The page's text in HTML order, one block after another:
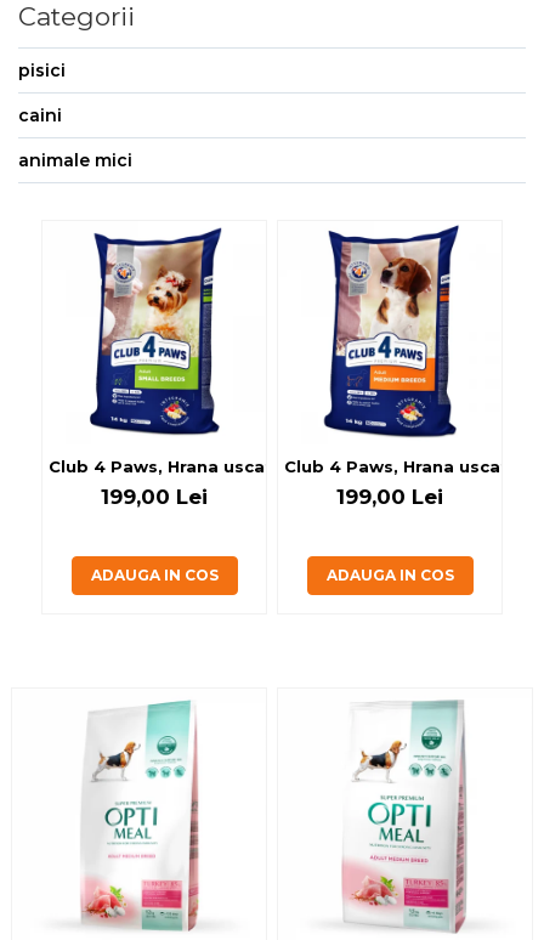
Categorii
pisici
caini
animale mici
Club 4 Paws, Hrana uscata caini de talie mica, 14kg
199,00 Lei
ADAUGA IN COS
Club 4 Paws, Hrana uscata
199,00 Lei
ADAUGA IN COS